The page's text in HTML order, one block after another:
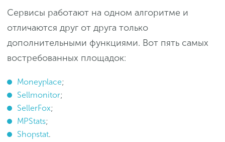
Сервисы работают на одном алгоритме и
отличаются друг от друга только
дополнительными функциями. Вот пять самых
востребованных площадок:
Moneyplace;
Sellmonitor;
SellerFox;
MPStats;
Shopstat.